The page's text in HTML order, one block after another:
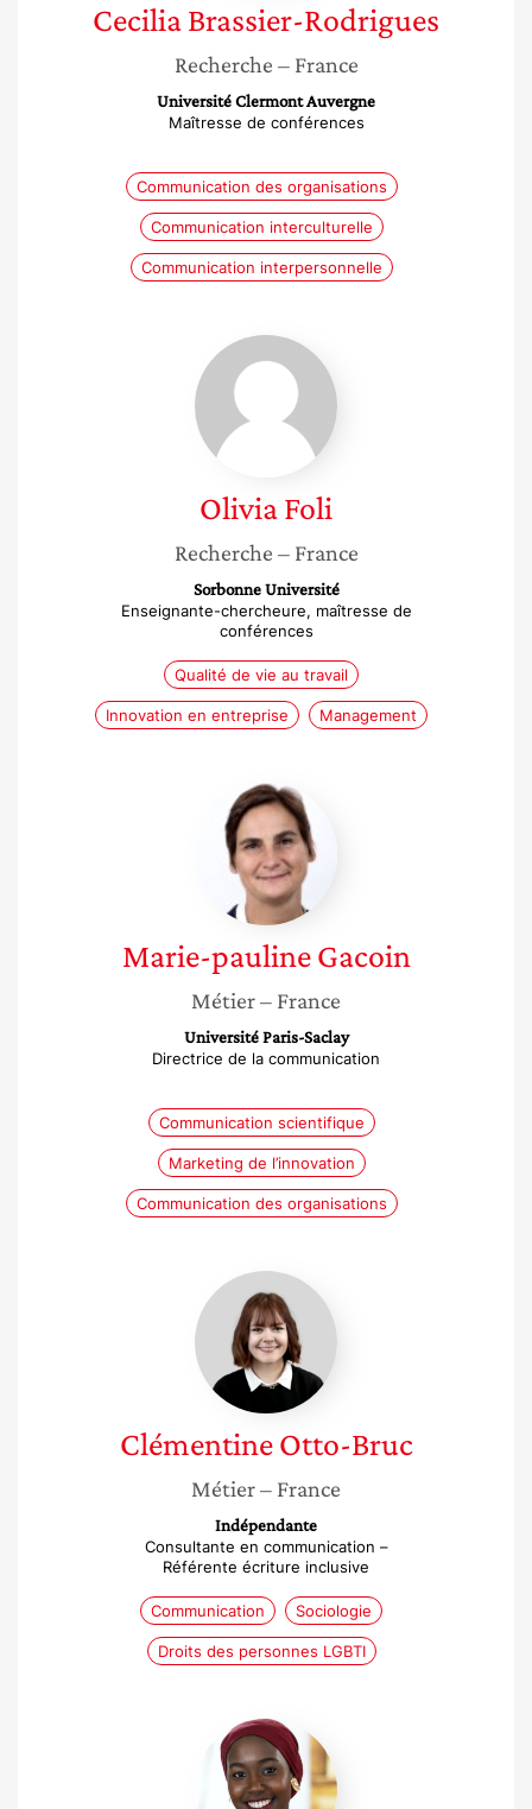
CeciliaBrassier-Rodrigues
Recherche – France
Université Clermont Auvergne
Maîtresse de conférences
Communication des organisations
Communication interculturelle
Communication interpersonnelle
Olivia
Foli
OliviaFoli
Recherche – France
Sorbonne Université
Enseignante-chercheure, maîtresse de
conférences
Qualité de vie au travail
Innovation en entreprise Management
Marie-
pauline
Gacoin
Marie-pauline Gacoin
Métier– France
Université Paris-Saclay
Directrice de la communication
Communication scientifique
Marketing de l’innovation
Communication des organisations
Clémentine
Otto-
Bruc
Clémentine Otto-Bruc
Métier– France
Indépendante
Consultante en communication –
Référente écriture inclusive
Communication Sociologie
Droits des personnes LGBTI
Rabyatou
Diallo